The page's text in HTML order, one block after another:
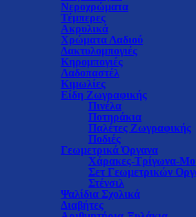
Νεροχρώματα
Τέμπερες
Ακρυλικά
Χρώματα Λαδιού
Δακτυλομπογιές
Κηρομπογιές
Λαδοπαστέλ
Κιμωλίες
Είδη Ζωγραφικής
Πινέλα
Ποτηράκια
Παλέτες Ζωγραφικής
Ποδιές
Γεωμετρικά Όργανα
Χάρακες-Τρίγωνα-
Σετ Γεωμετρικών
Στένσιλ
Ψαλίδια Σχολικά
Διαβήτες